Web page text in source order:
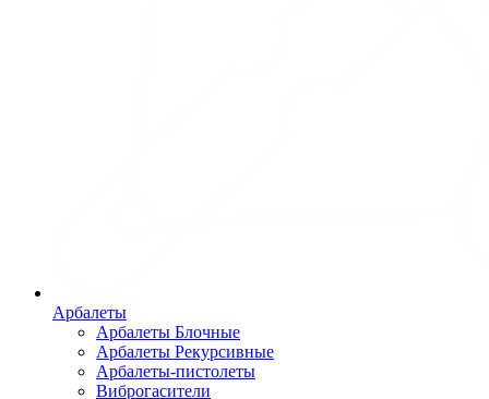
Арбалеты
Арбалеты Блочные
Арбалеты Рекурсивные
Арбалеты-пистолеты
Виброгасители